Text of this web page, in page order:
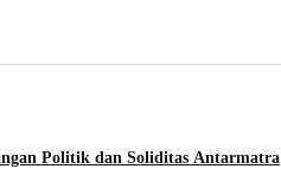
Politik dan Soliditas Antarmatra